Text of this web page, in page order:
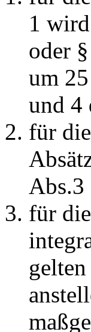
1
oder
um
und 4
für
Abs.3
für